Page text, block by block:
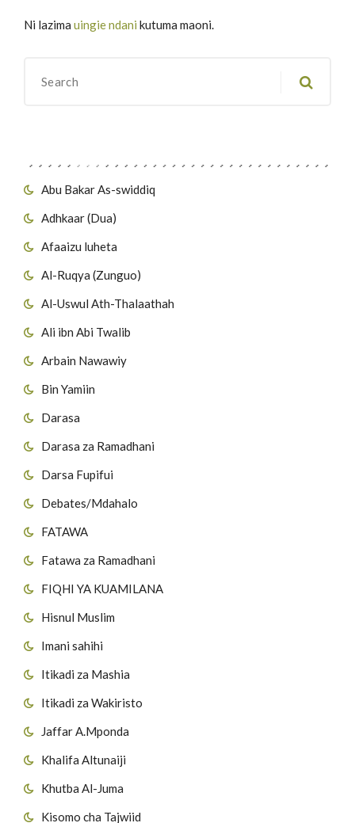
Abu Bakar As-swiddiq
Adhkaar (Dua)
Afaaizu luheta
Al-Ruqya (Zunguo)
Al-Uswul Ath-Thalaathah
Ali ibn Abi Twalib
Arbain Nawawiy
Bin Yamiin
Darasa
Darasa za Ramadhani
Darsa Fupifui
Debates/Mdahalo
FATAWA
Fatawa za Ramadhani
FIQHI YA KUAMILANA
Hisnul Muslim
Imani sahihi
Itikadi za Mashia
Itikadi za Wakiristo
Jaffar A.Mponda
Khalifa Altunaiji
Khutba Al-Juma
Kisomo cha Tajwiid
Ni lazima uingie ndani kutuma maoni.